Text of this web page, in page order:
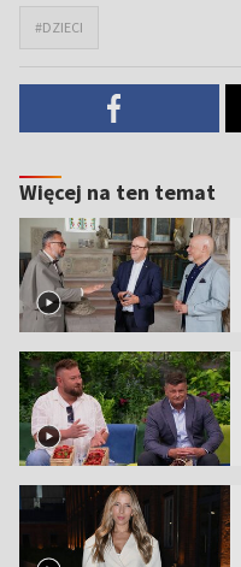
#DZIECI
Więcej na ten temat